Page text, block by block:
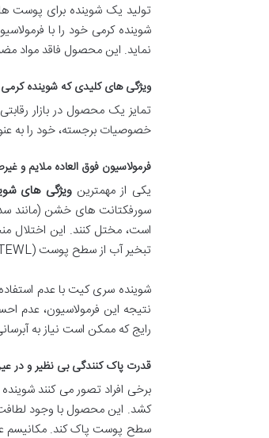
تولید یک شوینده برای پوست
شوینده کرمی خود را با
نماید. این محصول فاقد مواد
ویژگی های کلیدی که شوینده
تمایز یک محصول در بازار
خصوصیات برجسته، خود را به
فرمولاسیون فوق العاده ملایم و
یکی از مهمترینویژگی های
است، مختل کنند. این اختلال
تبخیر آب از سطح پوست (TEWL) و نفوذ آسان تر محرک ها و باکتری ها را در پی دارد.
نتیجه این فرمولاسیون، عدم
رایج که ممکن است نیاز به
قدرت پاک کنندگی بی نظیر و در
برخی افراد تصور می کنند
کشد. این محصول با وجود لطافت
سطح پوست پاک کند. مکانیسم